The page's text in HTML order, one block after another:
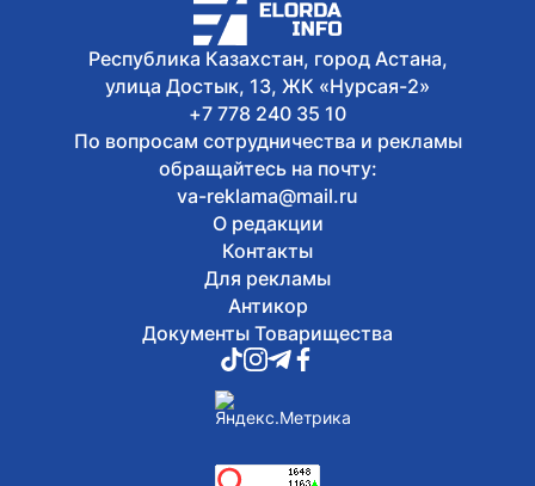
8 августа, 2026
Open air фестиваль JASTAR DAY
состоится в Астане в День молодежи
Республика Казахстан, город Астана,
улица Достык, 13, ЖК «Нурсая-2»
+7 778 240 35 10
По вопросам сотрудничества и рекламы
обращайтесь на почту:
va-reklama@mail.ru
О редакции
Контакты
Для рекламы
Антикор
Документы Товарищества